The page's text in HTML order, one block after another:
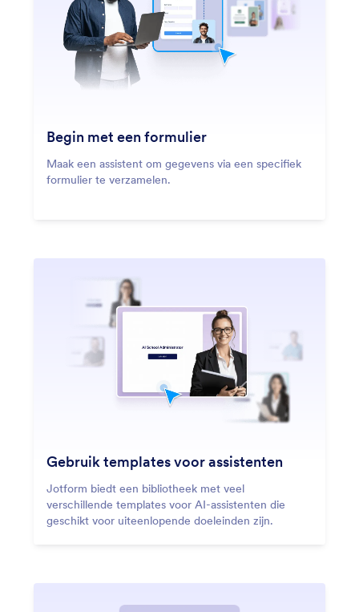
Begin met een formulier
Maak een assistent om gegevens via een specifiek
formulier te verzamelen.
Gebruik templates voor assistenten
Jotform biedt een bibliotheek met veel
verschillende templates voor AI-assistenten die
geschikt voor uiteenlopende doeleinden zijn.